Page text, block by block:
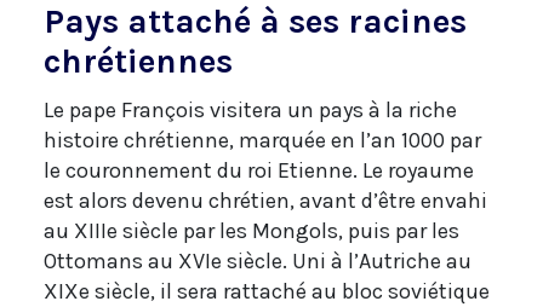
Pays attaché à ses racines
chrétiennes
Le pape François visitera un pays à la riche
histoire chrétienne, marquée en l’an 1000 par
le couronnement du roi Etienne. Le royaume
est alors devenu chrétien, avant d’être envahi
au XIIIe siècle par les Mongols, puis par les
Ottomans au XVIe siècle. Uni à l’Autriche au
XIXe siècle, il sera rattaché au bloc soviétique